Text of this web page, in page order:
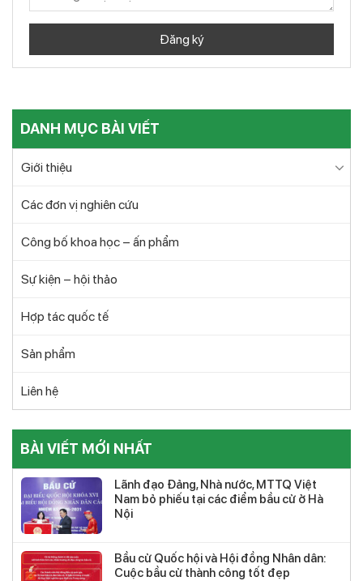
DANH MỤC BÀI VIẾT
Giới thiệu
Các đơn vị nghiên cứu
Công bố khoa học – ấn phẩm
Sự kiện – hội thảo
Hợp tác quốc tế
Sản phẩm
Liên hệ
BÀI VIẾT MỚI NHẤT
Lãnh đạo Đảng, Nhà nước, MTTQ Việt
Nam bỏ phiếu tại các điểm bầu cử ở Hà
Nội
Bầu cử Quốc hội và Hội đồng Nhân dân:
Cuộc bầu cử thành công tốt đẹp